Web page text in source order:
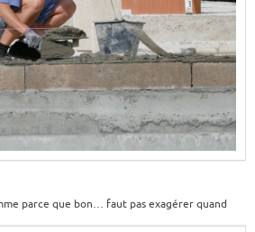
parce que bon… faut pas exagérer quand